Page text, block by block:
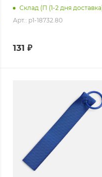
Склад (П (1-2 дня
Арт.: p1-18732.80
131 ₽